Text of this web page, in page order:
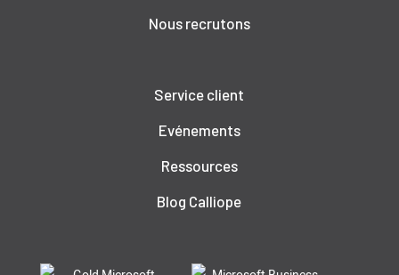
Nous recrutons
Service client
Evénements
Ressources
Blog Calliope